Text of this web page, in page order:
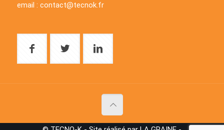
email : contact@tecnok.fr